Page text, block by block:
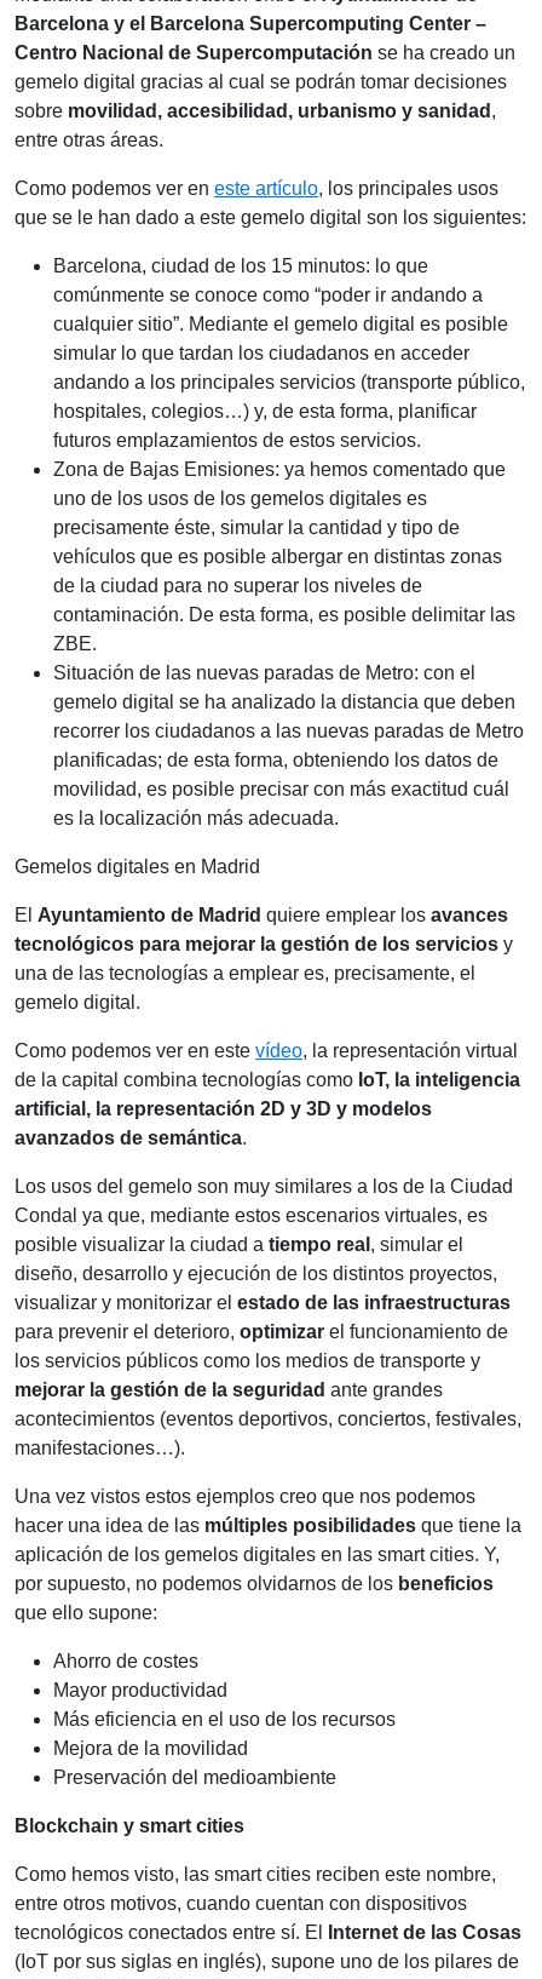
Barcelona y el Barcelona Supercomputing Center –
Centro Nacional de Supercomputación se ha creado un
gemelo digital gracias al cual se podrán tomar decisiones
sobre movilidad, accesibilidad, urbanismo y sanidad ,
entre otras áreas.
Como podemos ver en este artículo, los principales usos
que se le han dado a este gemelo digital son los siguientes:
Barcelona, ciudad de los 15 minutos: lo que
comúnmente se conoce como “poder ir andando a
cualquier sitio”. Mediante el gemelo digital es posible
simular lo que tardan los ciudadanos en acceder
andando a los principales servicios (transporte público,
hospitales, colegios…) y, de esta forma, planificar
futuros emplazamientos de estos servicios.
Zona de Bajas Emisiones: ya hemos comentado que
uno de los usos de los gemelos digitales es
precisamente éste, simular la cantidad y tipo de
vehículos que es posible albergar en distintas zonas
de la ciudad para no superar los niveles de
contaminación. De esta forma, es posible delimitar las
ZBE.
Situación de las nuevas paradas de Metro: con el
gemelo digital se ha analizado la distancia que deben
recorrer los ciudadanos a las nuevas paradas de Metro
planificadas; de esta forma, obteniendo los datos de
movilidad, es posible precisar con más exactitud cuál
es la localización más adecuada.
Gemelos digitales en Madrid
El Ayuntamiento de Madrid quiere emplear los avances
tecnológicos para mejorar la gestión de los servicios y
una de las tecnologías a emplear es, precisamente, el
gemelo digital.
Como podemos ver en este vídeo, la representación virtual
de la capital combina tecnologías como IoT, la inteligencia
artificial, la representación 2D y 3D y modelos
avanzados de semántica.
Los usos del gemelo son muy similares a los de la Ciudad
Condal ya que, mediante estos escenarios virtuales, es
posible visualizar la ciudad a tiempo real , simular el
diseño, desarrollo y ejecución de los distintos proyectos,
visualizar y monitorizar el estado de las infraestructuras
para prevenir el deterioro, optimizar el funcionamiento de
los servicios públicos como los medios de transporte y
mejorar la gestión de la seguridad ante grandes
acontecimientos (eventos deportivos, conciertos, festivales,
manifestaciones…).
Una vez vistos estos ejemplos creo que nos podemos
hacer una idea de las múltiples posibilidades que tiene la
aplicación de los gemelos digitales en las smart cities. Y,
por supuesto, no podemos olvidarnos de los beneficios
que ello supone:
Ahorro de costes
Mayor productividad
Más eficiencia en el uso de los recursos
Mejora de la movilidad
Preservación del medioambiente
Blockchain y smart cities
Como hemos visto, las smart cities reciben este nombre,
entre otros motivos, cuando cuentan con dispositivos
tecnológicos conectados entre sí. El
Internet de las Cosas
(IoT por sus siglas en inglés), supone uno de los pilares de